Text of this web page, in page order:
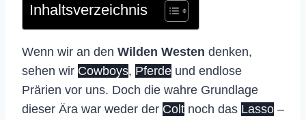
Inhaltsverzeichnis
Wenn wir an den Wilden Westen denken,
sehen wir Cowboys, Pferde und endlose
Prärien vor uns. Doch die wahre Grundlage
dieser Ära war weder der Colt noch das Lasso –